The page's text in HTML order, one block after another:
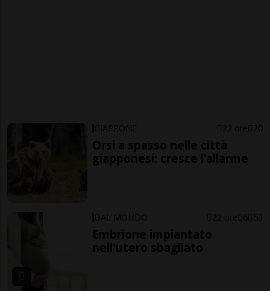
GIAPPONE 22 ore 20
Orsi a spasso nelle città
giapponesi: cresce l’allarme
DAL MONDO 22 ore 6 53
Embrione impiantato
nell'utero sbagliato